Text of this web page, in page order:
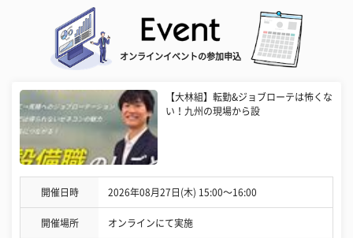
オンラインイベントの参加申込
【大林組】転勤&ジョブローテは怖くな
い！九州の現場から設
開催日時 2026年08月27日(木) 15:00〜16:00
開催場所 オンラインにて実施